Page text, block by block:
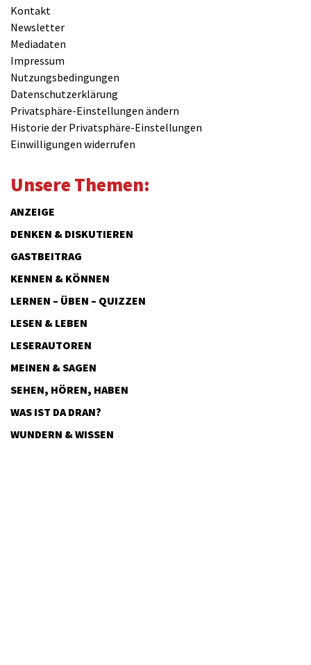
Kontakt
Newsletter
Mediadaten
Impressum
Nutzungsbedingungen
Datenschutzerklärung
Privatsphäre-Einstellungen ändern
Historie der Privatsphäre-Einstellungen
Einwilligungen widerrufen
Unsere Themen:
ANZEIGE
DENKEN & DISKUTIEREN
GASTBEITRAG
KENNEN & KÖNNEN
LERNEN – ÜBEN – QUIZZEN
LESEN & LEBEN
LESERAUTOREN
MEINEN & SAGEN
SEHEN, HÖREN, HABEN
WAS IST DA DRAN?
WUNDERN & WISSEN